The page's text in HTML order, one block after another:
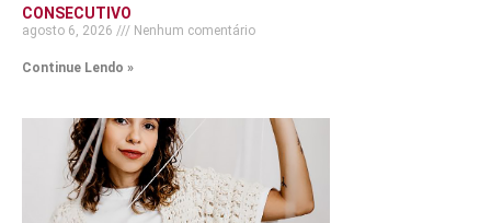
CONSECUTIVO
agosto 6, 2026 Nenhum comentário
Continue Lendo »